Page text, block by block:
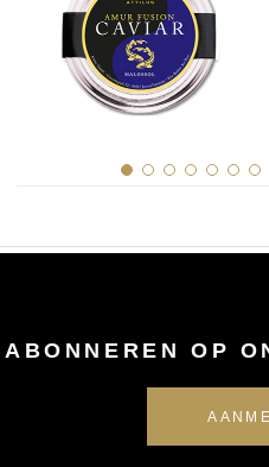
ABONNEREN OP